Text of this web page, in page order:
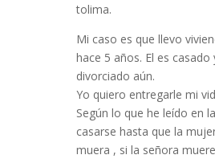
tolima.
Mi caso es que llevo
hace 5 años. El es casado
divorciado aún.
Yo quiero entregarle mi
Según lo que he leído en
casarse hasta que la
muera , si la señora